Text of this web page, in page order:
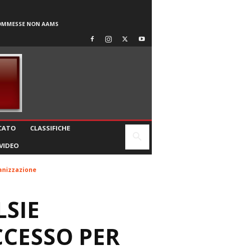
NON AAMS
CLASSIFICHE
PER